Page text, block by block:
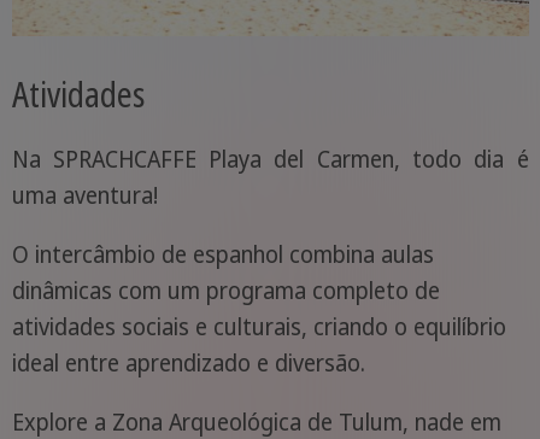
Atividades
Na SPRACHCAFFE Playa del Carmen, todo dia é
uma aventura!
O intercâmbio de espanhol combina aulas
dinâmicas com um programa completo de
atividades sociais e culturais, criando o equilíbrio
ideal entre aprendizado e diversão.
Explore a Zona Arqueológica de Tulum, nade em